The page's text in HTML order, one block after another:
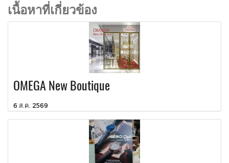
เนื้อหาที่เกี่ยวข้อง
OMEGA New Boutique
6 ส.ค. 2569